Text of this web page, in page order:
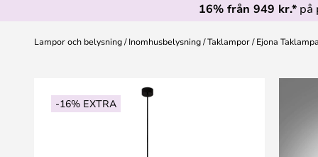
16% från 949 kr.* på
Lampor och belysning Inomhusbelysning Taklampor Ejona
-16% EXTRA